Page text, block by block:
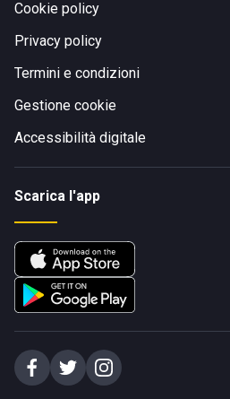
Cookie policy
Privacy policy
Termini e condizioni
Gestione cookie
Accessibilità digitale
Scarica l'app